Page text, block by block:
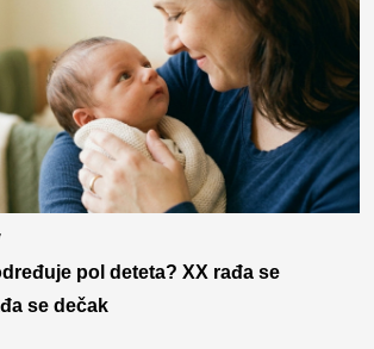
pol deteta? XX rađa se
se dečak